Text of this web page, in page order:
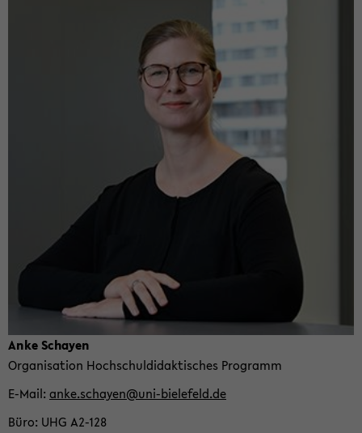
Anke Schay­en
Or­ga­ni­sa­ti­on Hoch­schul­di­dak­ti­sches Pro­gramm
E-​Mail anke.schay­en@uni-​bielefeld.de
Büro UHG A2-​128